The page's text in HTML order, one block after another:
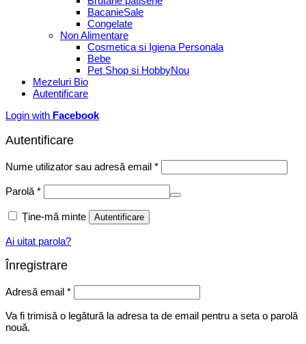
Bacanie
Congelate
Non Alimentare
Cosmetica si Igiena Personala
Bebe
Pet Shop si Hobby
Mezeluri Bio
Autentificare
Login with Facebook
Autentificare
Nume utilizator sau adresă email *Obligatoriu
Parolă *Obligatoriu
Ține-mă minte Autentificare
Ai uitat parola?
Înregistrare
Adresă email *Obligatoriu
Va fi trimisă o legătură la adresa ta de email pentru a seta o parolă
nouă.